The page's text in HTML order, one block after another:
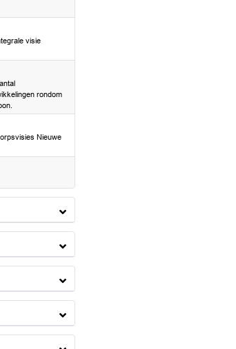
visie
rondom
Nieuwe